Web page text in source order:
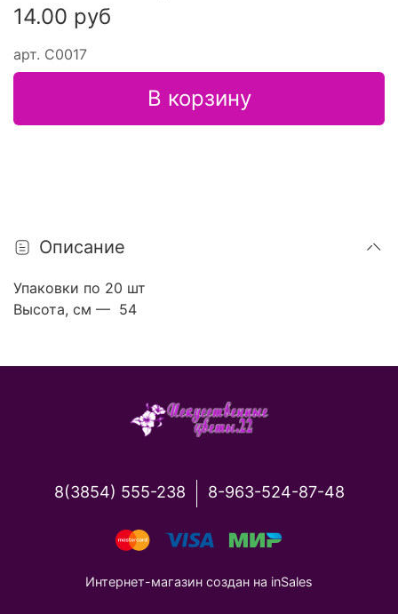
арт. С0017
14.00 руб
В корзину
Описание
Упаковки по 20 шт
Высота, см — 54
8(3854) 555-238 8-963-524-87-48
Интернет-магазин создан на inSales